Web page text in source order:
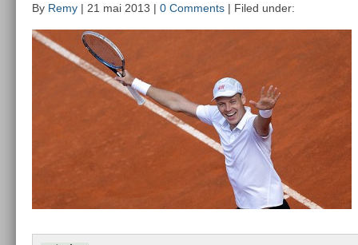
By Remy | 21 mai 2013 | 0 Comments | Filed under: